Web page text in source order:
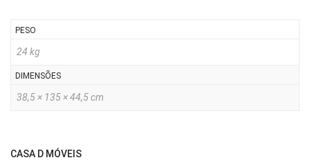
PESO
24 kg
DIMENSÕES
38,5 × 135 × 44,5 cm
CASA D MÓVEIS